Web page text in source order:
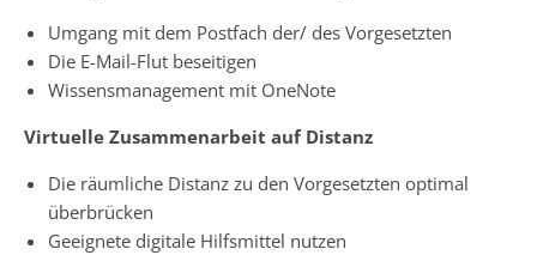
Umgang mit dem Postfach der/ des Vorgesetzten
Die E-Mail-Flut beseitigen
Wissensmanagement mit OneNote
Virtuelle Zusammenarbeit auf Distanz
Die räumliche Distanz zu den Vorgesetzten optimal
überbrücken
Geeignete digitale Hilfsmittel nutzen